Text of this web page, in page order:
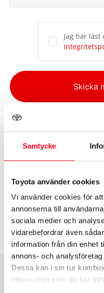
Samtycke
Toyota använder cookies
Vi använder cookies för
annonserna till
sociala medier och
vidarebefordrar även
information från din enhet
annons- och
Dessa kan i sin tur
information som du har
Jag har läst
Alternative:
Skicka
Kontaktinfo
Telefon:
E-post:
Använd
Box 67, 37421